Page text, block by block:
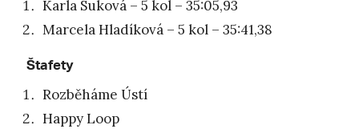
Karla Suková – 5 kol – 35:05,93
Marcela Hladíková – 5 kol – 35:41,38
Štafety
Rozběháme Ústí
Happy Loop